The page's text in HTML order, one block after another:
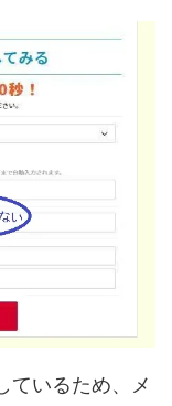
ているため、メ